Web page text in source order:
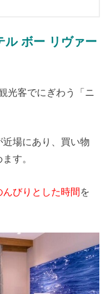
ボー リヴァー
光客でにぎわう「ニ
近場にあり、買い物
す。
んびりとした時間を